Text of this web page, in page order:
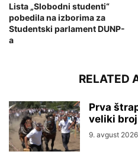
Lista „Slobodni studenti“
pobedila na izborima za
Studentski parlament DUNP-
a
RELATED
Prva
veliki
9. avgust